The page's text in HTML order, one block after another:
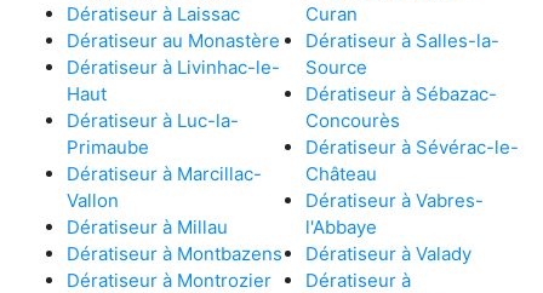
Dératiseur à Laissac
Dératiseur au Monastère
Dératiseur à Livinhac-le-
Haut
Dératiseur à Luc-la-
Primaube
Dératiseur à Marcillac-
Vallon
Dératiseur à Millau
Dératiseur à Montbazens
Dératiseur à Montrozier
Curan
Dératiseur à Salles-la-
Source
Dératiseur à Sébazac-
Concourès
Dératiseur à Sévérac-le-
Château
Dératiseur à Vabres-
l'Abbaye
Dératiseur à Valady
Dératiseur à